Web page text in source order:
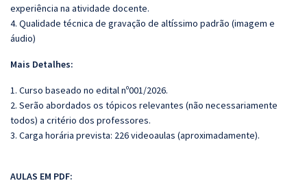
experiência na atividade docente.
4. Qualidade técnica de gravação de altíssimo padrão (imagem e
áudio)
Mais Detalhes:
1. Curso baseado no edital nº001/2026.
2. Serão abordados os tópicos relevantes (não necessariamente
todos) a critério dos professores.
3. Carga horária prevista: 226 videoaulas (aproximadamente).
AULAS EM PDF: